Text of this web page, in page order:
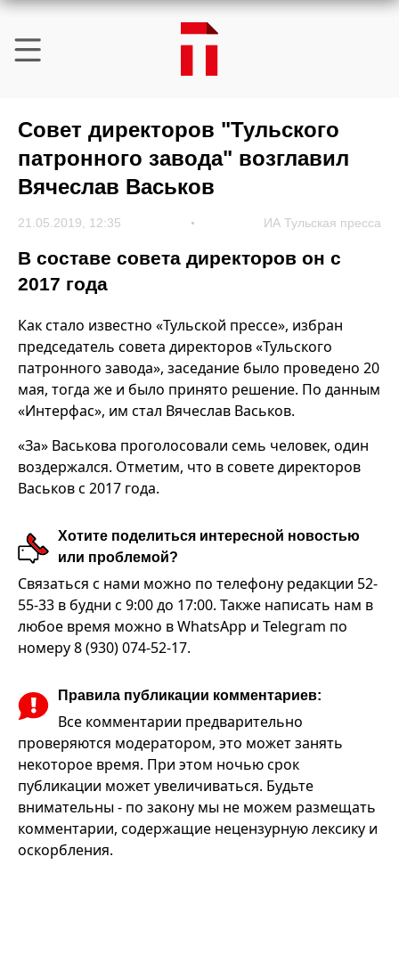
Совет директоров "Тульского
патронного завода" возглавил
Вячеслав Васьков
21.05.2019, 12:35 ИА Тульская пресса
В составе совета директоров он с
2017 года
Как стало известно «Тульской прессе», избран
председатель совета директоров «Тульского
патронного завода», заседание было проведено 20
мая, тогда же и было принято решение. По данным
«Интерфас», им стал Вячеслав Васьков.
«За» Васькова проголосовали семь человек, один
воздержался. Отметим, что в совете директоров
Васьков с 2017 года.
Хотите поделиться интересной новостью
или проблемой?
Связаться с нами можно по телефону редакции 52-
55-33 в будни с 9:00 до 17:00. Также написать нам в
любое время можно в WhatsApp и Telegram по
номеру 8 (930) 074-52-17.
Правила публикации комментариев:
Все комментарии предварительно
проверяются модератором, это может занять
некоторое время. При этом ночью срок
публикации может увеличиваться. Будьте
внимательны - по закону мы не можем размещать
комментарии, содержащие нецензурную лексику и
оскорбления.